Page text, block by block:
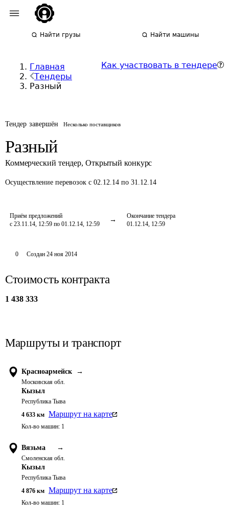
Найти грузы Найти машины
Главная
Тендеры
Разный
Как участвовать в тендере
Тендер завершён Несколько поставщиков
Разный
Коммерческий тендер, Открытый конкурс
Осуществление перевозок с 02.12.14 по 31.12.14
Приём предложений
с 23.11.14, 12:59 по 01.12.14, 12:59
Окончание тендера
01.12.14, 12:59
0 Создан 24 ноя 2014
Стоимость контракта
1 438 333
Маршруты и транспорт
Красноармейск →
Московская обл.
Кызыл
Республика Тыва
4 633 км Маршрут на карте
Кол-во машин: 1
Вязьма →
Смоленская обл.
Кызыл
Республика Тыва
4 876 км Маршрут на карте
Кол-во машин: 1